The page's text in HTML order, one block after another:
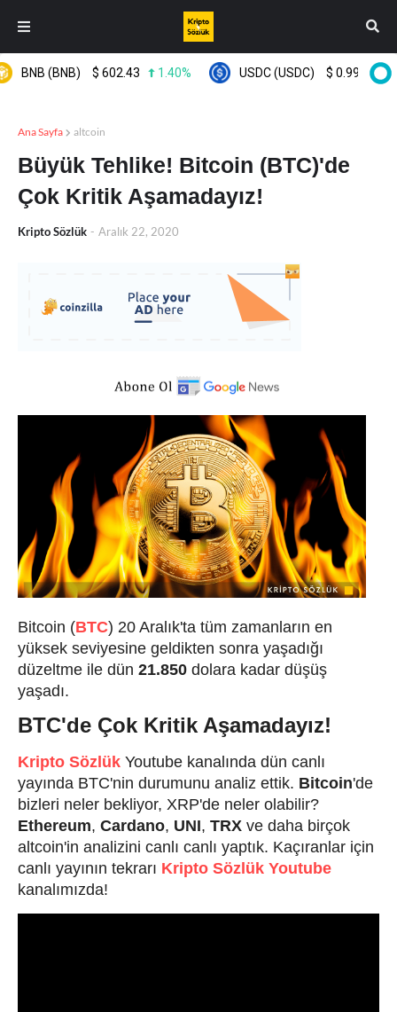
BNB (BNB) $ 602.43 1.40% USDC (USDC) $ 0.999599
Ana Sayfa altcoin
Büyük Tehlike! Bitcoin (BTC)'de
Çok Kritik Aşamadayız!
Kripto Sözlük - Aralık 22, 2020
Bitcoin (BTC) 20 Aralık'ta tüm zamanların en
yüksek seviyesine geldikten sonra yaşadığı
düzeltme ile dün 21.850 dolara kadar düşüş
yaşadı.
BTC'de Çok Kritik Aşamadayız!
Kripto Sözlük Youtube kanalında dün canlı
yayında BTC'nin durumunu analiz ettik. Bitcoin'de
bizleri neler bekliyor, XRP'de neler olabilir?
Ethereum, Cardano, UNI, TRX ve daha birçok
altcoin'in analizini canlı canlı yaptık. Kaçıranlar için
canlı yayının tekrarı Kripto Sözlük Youtube
kanalımızda!